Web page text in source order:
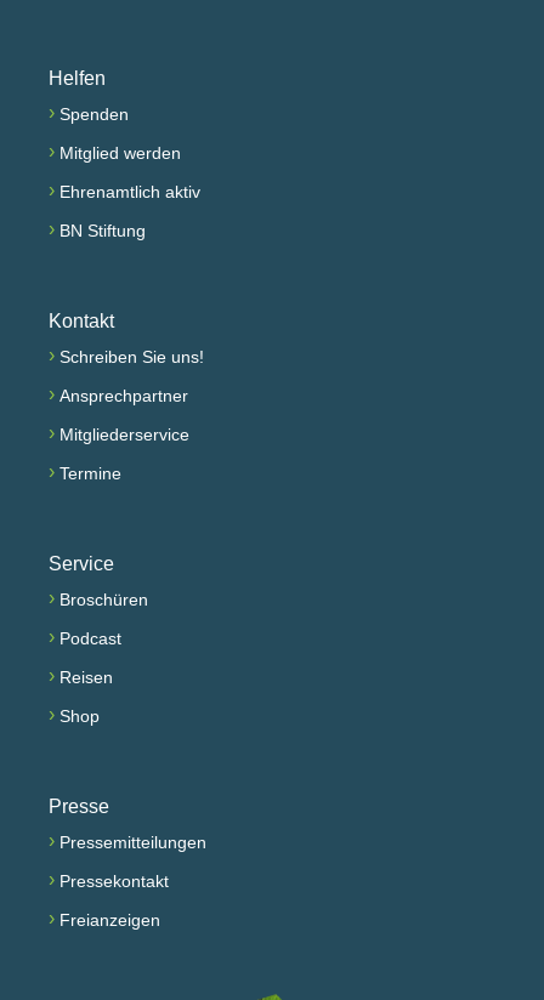
Helfen
› Spenden
› Mitglied werden
› Ehrenamtlich aktiv
› BN Stiftung
Kontakt
› Schreiben Sie uns!
› Ansprechpartner
› Mitgliederservice
› Termine
Service
› Broschüren
› Podcast
› Reisen
› Shop
Presse
› Pressemitteilungen
› Pressekontakt
› Freianzeigen